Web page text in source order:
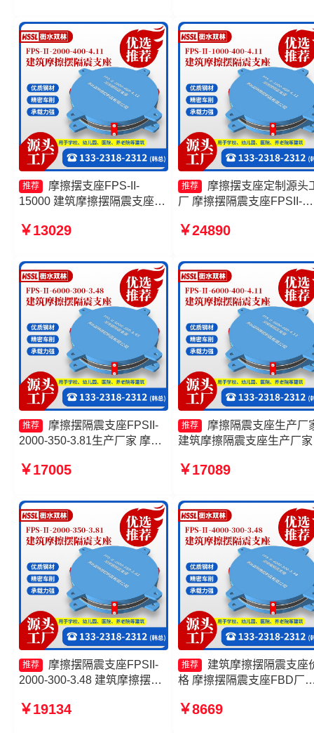
350-3.81生产厂家
推荐
摩擦摆支座FPS-II-
15000 建筑摩擦摆隔震支座
震支座源头工厂 摩擦摆支座厂
￥13029
推荐
摩擦摆支座定制源头
厂 摩擦摆隔震支座FPSII-
摆式橡胶隔震支座 摩擦摆
产厂家
￥24890
推荐
摩擦摆隔震支座FPSII-
2000-350-3.81生产厂家 摩擦
3.48厂家 摩擦摆式减隔震支座
￥17005
推荐
摩擦隔震支座生产厂
建筑摩擦隔震支座生产厂
摆隔震支座FPSII-8000-
￥17089
推荐
摩擦摆隔震支座FPSII-
2000-300-3.48 建筑摩擦摆减
FPSII-6000-350-3.81源头工
￥19134
推荐
建筑摩擦摆隔震支座
格 摩擦摆隔震支座FBD厂
厂家 摩擦摆隔震支座FPSII-
￥8669